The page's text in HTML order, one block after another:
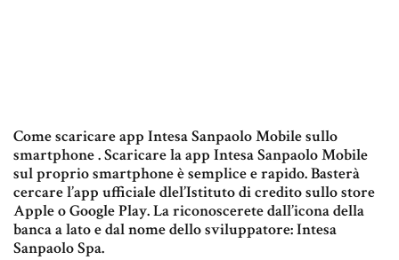
Come scaricare app Intesa Sanpaolo Mobile sullo
smartphone . Scaricare la app Intesa Sanpaolo Mobile
sul proprio smartphone è semplice e rapido. Basterà
cercare l’app ufficiale dlel’Istituto di credito sullo store
Apple o Google Play. La riconoscerete dall’icona della
banca a lato e dal nome dello sviluppatore: Intesa
Sanpaolo Spa.